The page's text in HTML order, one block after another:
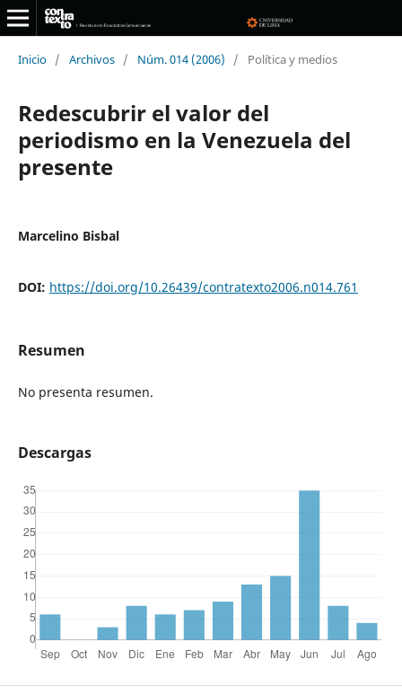
Inicio / Archivos / Núm. 014 (2006) / Política y medios
Redescubrir el valor del
periodismo en la Venezuela del
presente
Marcelino Bisbal
DOI: https://doi.org/10.26439/contratexto2006.n014.761
Resumen
No presenta resumen.
Descargas